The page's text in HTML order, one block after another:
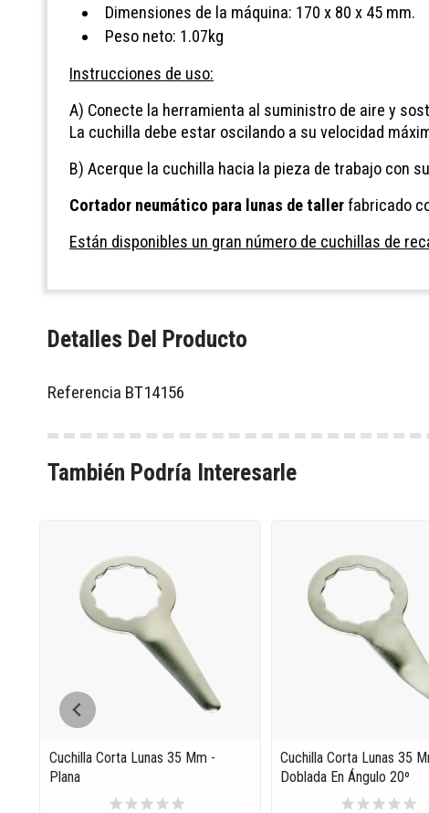
Dimensiones de la máquina: 170 x 80 x 45 mm.
Peso neto: 1.07kg
Instrucciones de uso:
A) Conecte la herramienta al suministro de aire y
La cuchilla debe estar oscilando a su velocidad
B) Acerque la cuchilla hacia la pieza de trabajo con
Cortador neumático para lunas de tallerfabricado
Están disponibles un gran número de cuchillas de
Detalles Del Producto
Referencia BT14156
También Podría Interesarle
Cuchilla Corta Lunas 35 Mm -
Plana
starstarstarstarstar
Cuchilla Corta Lunas 35
Doblada En Ángulo 20º
starstarstarstarstar